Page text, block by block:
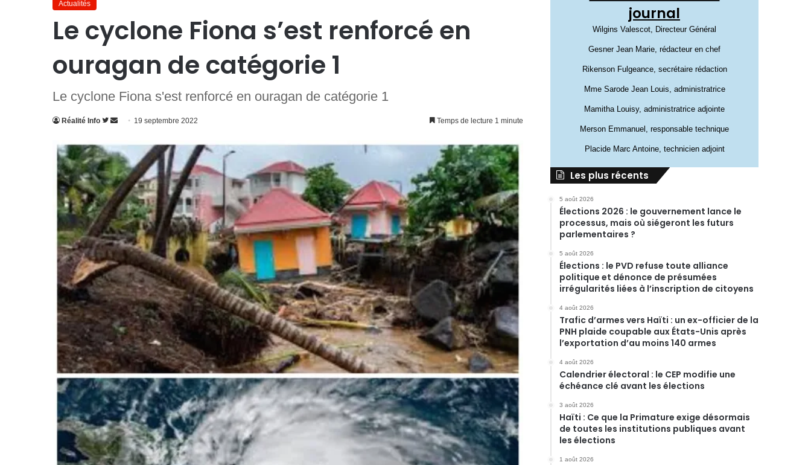
Actualités
Le cyclone Fiona s’est renforcé en
ouragan de catégorie 1
Le cyclone Fiona s'est renforcé en ouragan de catégorie 1
Réalité Info
Suivre
Twitter
Envoyer
courriel
19 septembre 2022 Temps de lecture 1 minute
journal
Wilgins Valescot, Directeur Général
Gesner Jean Marie, rédacteur en chef
Rikenson Fulgeance, secrétaire rédaction
Mme Sarode Jean Louis, administratrice
Mamitha Louisy, administratrice adjointe
Merson Emmanuel, responsable technique
Placide Marc Antoine, technicien adjoint
Les plus récents
5 août 2026
Élections 2026 : le gouvernement lance le
processus, mais où siégeront les futurs
parlementaires ?
5 août 2026
Élections : le PVD refuse toute alliance
politique et dénonce de présumées
irrégularités liées à l’inscription de citoyens
4 août 2026
Trafic d’armes vers Haïti : un ex-officier de la
PNH plaide coupable aux États-Unis après
l’exportation d’au moins 140 armes
4 août 2026
Calendrier électoral : le CEP modifie une
échéance clé avant les élections
3 août 2026
Haïti : Ce que la Primature exige désormais
de toutes les institutions publiques avant
les élections
1 août 2026